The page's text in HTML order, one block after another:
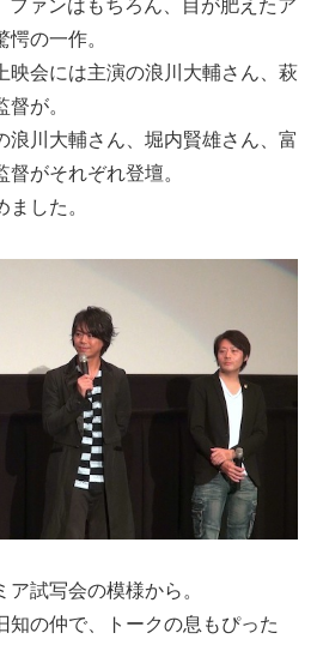
ファンはもちろん、目が肥えたア
の一作。
映会には主演の浪川大輔さん、萩
が。
浪川大輔さん、堀内賢雄さん、富
がそれぞれ登壇。
した。
試写会の模様から。
知の仲で、トークの息もぴった